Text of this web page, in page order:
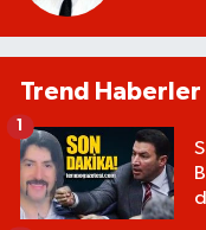
Trend Haberler